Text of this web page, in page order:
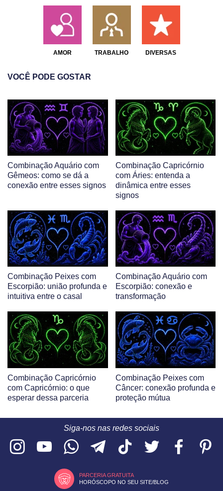
AMOR TRABALHO DIVERSAS
VOCÊ PODE GOSTAR
Combinação Aquário com
Gêmeos: como se dá a
conexão entre esses signos
Combinação Capricórnio
com Áries: entenda a
dinâmica entre esses
signos
Combinação Peixes com
Escorpião: união profunda e
intuitiva entre o casal
Combinação Aquário com
Escorpião: conexão e
transformação
Combinação Capricórnio
com Capricórnio: o que
esperar dessa parceria
Combinação Peixes com
Câncer: conexão profunda e
proteção mútua
Siga-nos nas redes sociais
PARCERIA GRATUITA
HORÓSCOPO NO SEU SITE/BLOG